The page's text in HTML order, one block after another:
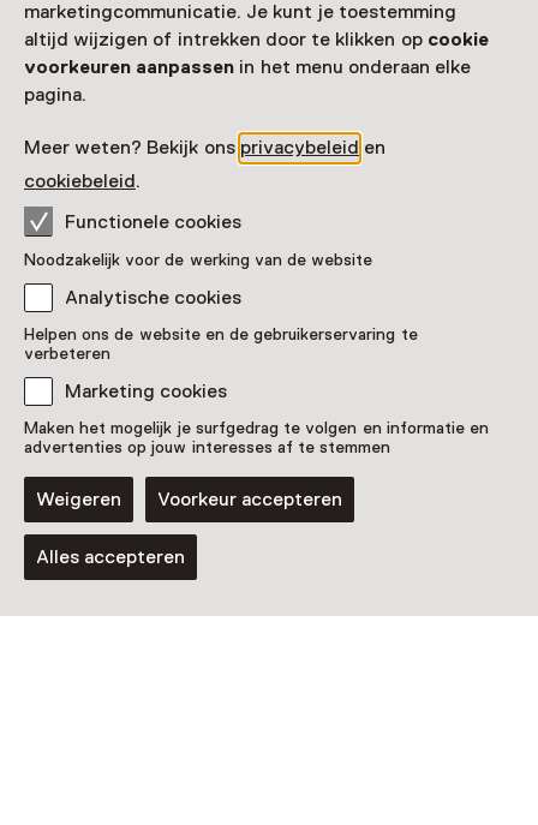
marketingcommunicatie. Je kunt je toestemming
altijd wijzigen of intrekken door te klikken op cookie
voorkeuren aanpassen in het menu onderaan elke
pagina.
Meer weten? Bekijk ons privacybeleid en
cookiebeleid.
Functionele cookies
Noodzakelijk voor de werking van de website
Analytische cookies
Helpen ons de website en de gebruikerservaring te
verbeteren
Marketing cookies
Maken het mogelijk je surfgedrag te volgen en informatie en
advertenties op jouw interesses af te stemmen
Weigeren Voorkeur accepteren
Alles accepteren
043 - 35 05 600
Vandaag gesloten
Meer openingstijden
Extra informatie
Meer info vind je hier
Meer informatie op de museumsite
Zien & doen in
Maastricht Museum